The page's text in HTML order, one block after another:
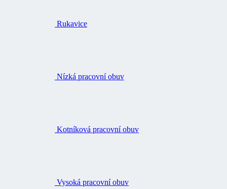
Rukavice
Nízká pracovní obuv
Kotníková pracovní obuv
Vysoká pracovní obuv